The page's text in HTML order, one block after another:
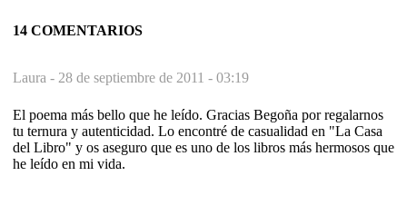
14 COMENTARIOS
Laura - 28 de septiembre de 2011 - 03:19
El poema más bello que he leído. Gracias Begoña por regalarnos
tu ternura y autenticidad. Lo encontré de casualidad en "La Casa
del Libro" y os aseguro que es uno de los libros más hermosos que
he leído en mi vida.